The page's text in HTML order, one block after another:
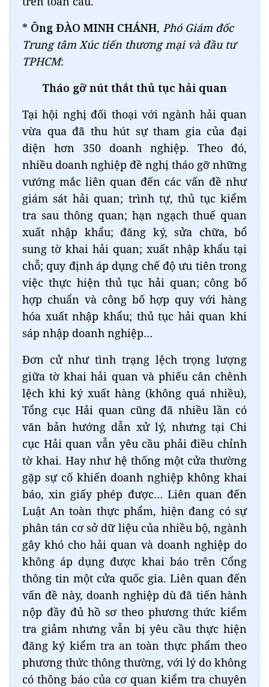
* Ông ĐÀO MINH CHÁNH, Phó Giám đốc
Trung tâm Xúc tiến thương mại và đầu tư
TPHCM:
Tháo gỡ nút thắt thủ tục hải quan
Tại hội nghị đối thoại với ngành hải quan
vừa qua đã thu hút sự tham gia của đại
diện hơn 350 doanh nghiệp. Theo đó,
nhiều doanh nghiệp đề nghị tháo gỡ những
vướng mắc liên quan đến các vấn đề như
giám sát hải quan; trình tự, thủ tục kiểm
tra sau thông quan; hạn ngạch thuế quan
xuất nhập khẩu; đăng ký, sửa chữa, bổ
sung tờ khai hải quan; xuất nhập khẩu tại
chỗ; quy định áp dụng chế độ ưu tiên trong
việc thực hiện thủ tục hải quan; công bố
hợp chuẩn và công bố hợp quy với hàng
hóa xuất nhập khẩu; thủ tục hải quan khi
sáp nhập doanh nghiệp…
Đơn cử như tình trạng lệch trọng lượng
giữa tờ khai hải quan và phiếu cân chênh
lệch khi ký xuất hàng (không quá nhiều),
Tổng cục Hải quan cũng đã nhiều lần có
văn bản hướng dẫn xử lý, nhưng tại Chi
cục Hải quan vẫn yêu cầu phải điều chỉnh
tờ khai. Hay như hệ thống một cửa thường
gặp sự cố khiến doanh nghiệp không khai
báo, xin giấy phép được… Liên quan đến
Luật An toàn thực phẩm, hiện đang có sự
phân tán cơ sở dữ liệu của nhiều bộ, ngành
gây khó cho hải quan và doanh nghiệp do
không áp dụng được khai báo trên Cổng
thông tin một cửa quốc gia. Liên quan đến
vấn đề này, doanh nghiệp dù đã tiến hành
nộp đầy đủ hồ sơ theo phương thức kiểm
tra giảm nhưng vẫn bị yêu cầu thực hiện
đăng ký kiểm tra an toàn thực phẩm theo
phương thức thông thường, với lý do không
có thông báo của cơ quan kiểm tra chuyên